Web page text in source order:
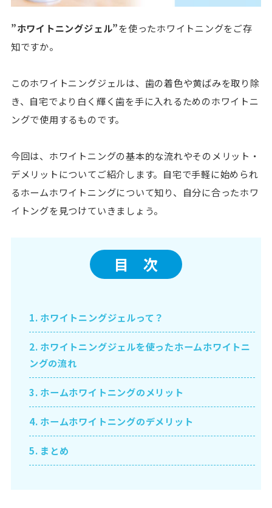
”ホワイトニングジェル”を使ったホワイトニングをご存
知ですか。
このホワイトニングジェルは、歯の着色や黄ばみを取り除
き、自宅でより白く輝く歯を手に入れるためのホワイトニ
ングで使用するものです。
今回は、ホワイトニングの基本的な流れやそのメリット・
デメリットについてご紹介します。自宅で手軽に始められ
るホームホワイトニングについて知り、自分に合ったホワ
イトングを見つけていきましょう。
目 次
1. ホワイトニングジェルって？
2. ホワイトニングジェルを使ったホームホワイトニ
ングの流れ
3. ホームホワイトニングのメリット
4. ホームホワイトニングのデメリット
5. まとめ